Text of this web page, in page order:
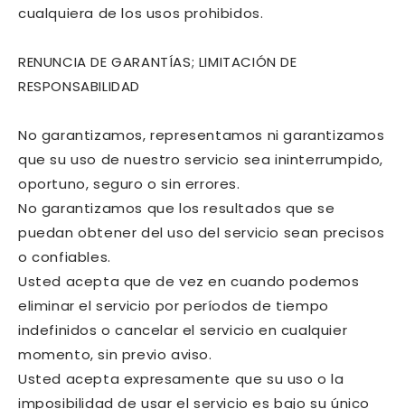
cualquiera de los usos prohibidos.
RENUNCIA DE GARANTÍAS; LIMITACIÓN DE
RESPONSABILIDAD
No garantizamos, representamos ni garantizamos
que su uso de nuestro servicio sea ininterrumpido,
oportuno, seguro o sin errores.
No garantizamos que los resultados que se
puedan obtener del uso del servicio sean precisos
o confiables.
Usted acepta que de vez en cuando podemos
eliminar el servicio por períodos de tiempo
indefinidos o cancelar el servicio en cualquier
momento, sin previo aviso.
Usted acepta expresamente que su uso o la
imposibilidad de usar el servicio es bajo su único